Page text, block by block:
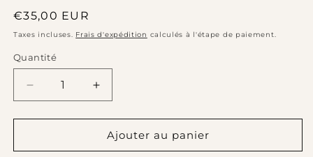
Prix
habituel
€35,00 EUR
Taxes incluses. Frais d'expédition calculés à l'étape de paiement.
Quantité
Réduire
la
quantité
054
Augmenter
la
quantité
de
054
Ajouter au panier